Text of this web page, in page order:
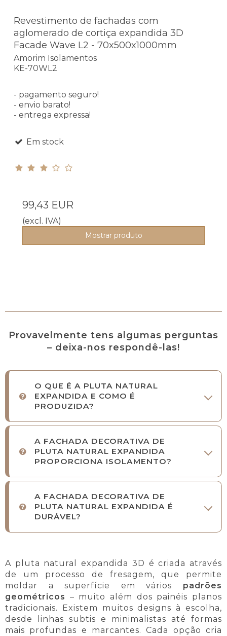
Revestimento de fachadas com
aglomerado de cortiça expandida 3D
Facade Wave L2 - 70x500x1000mm
Amorim Isolamentos
KE-70WL2
- pagamento seguro!
- envio barato!
- entrega expressa!
Em stock
99,43 EUR
(excl. IVA)
Mostrar produto
Provavelmente tens algumas perguntas
– deixa-nos respondê-las!
O QUE É A PLUTA NATURAL
EXPANDIDA E COMO É
PRODUZIDA?
A FACHADA DECORATIVA DE
PLUTA NATURAL EXPANDIDA
PROPORCIONA ISOLAMENTO?
A FACHADA DECORATIVA DE
PLUTA NATURAL EXPANDIDA É
DURÁVEL?
A pluta natural expandida 3D é criada através
de um processo de fresagem, que permite
moldar a superfície em vários padrões
geométricos – muito além dos painéis planos
tradicionais. Existem muitos designs à escolha,
desde linhas subtis e minimalistas até formas
mais profundas e marcantes. Cada opção cria